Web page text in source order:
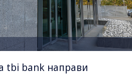
tbi bank направи